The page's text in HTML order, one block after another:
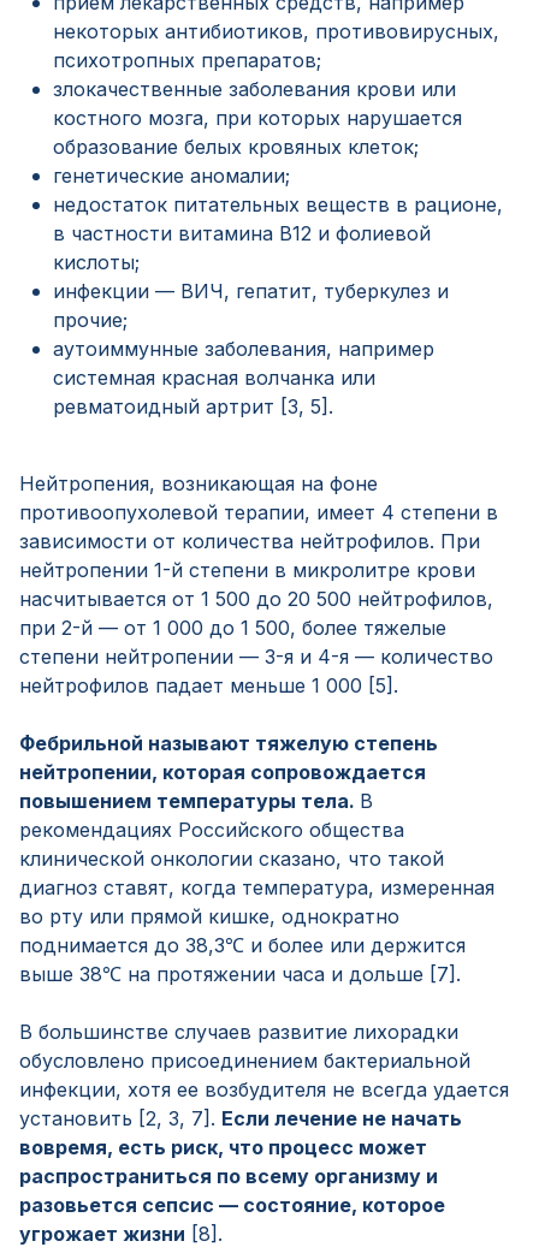
некоторых антибиотиков, противовирусных,
психотропных препаратов;
злокачественные заболевания крови или
костного мозга, при которых нарушается
образование белых кровяных клеток;
генетические аномалии;
недостаток питательных веществ в рационе,
в частности витамина В12 и фолиевой
кислоты;
инфекции — ВИЧ, гепатит, туберкулез и
прочие;
аутоиммунные заболевания, например
системная красная волчанка или
ревматоидный артрит [3, 5].
Нейтропения, возникающая на фоне
противоопухолевой терапии, имеет 4 степени в
зависимости от количества нейтрофилов. При
нейтропении 1-й степени в микролитре крови
насчитывается от 1 500 до 20 500 нейтрофилов,
при 2-й — от 1 000 до 1 500, более тяжелые
степени нейтропении — 3-я и 4-я — количество
нейтрофилов падает меньше 1 000 [5].
Фебрильной называют тяжелую степень
нейтропении, которая сопровождается
повышением температуры тела. В
рекомендациях Российского общества
клинической онкологии сказано, что такой
диагноз ставят, когда температура, измеренная
во рту или прямой кишке, однократно
поднимается до 38,3℃ и более или держится
выше 38℃ на протяжении часа и дольше [7].
В большинстве случаев развитие лихорадки
обусловлено присоединением бактериальной
инфекции, хотя ее возбудителя не всегда удается
установить [2, 3, 7]. Если лечение не начать
вовремя, есть риск, что процесс может
распространиться по всему организму и
разовьется сепсис — состояние, которое
угрожает жизни [8].